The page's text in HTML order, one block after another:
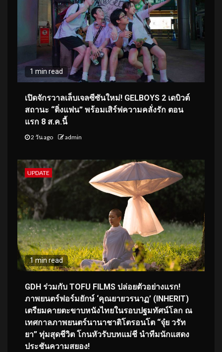
1 min read
เปิดจักรวาลเล็บเจลซีซันใหม่! GELBOYS 2 เดบิวต์
สถานะ “ติ่งแฟน” พร้อมเสิร์ฟความคลั่งรัก ตอน
แรก 8 ส.ค.นี้
2 วัน ago admin
UPDATE
1 min read
GDH ร่วมกับ TOFU FILMS ปล่อยตัวอย่างแรก!
ภาพยนตร์ฟอร์มยักษ์ ‘คุณยายวรนาฏ’ (INHERIT)
เตรียมคายตะขาบหนังไทยในรอบปฐมทัศน์โลก ณ
เทศกาลภาพยนตร์นานาชาติโตรอนโต “จุ๋ย วรัท
ยา” ทุ่มสุดชีวิต โกนหัวรับบทแม่ชี นำทีมนักแสดง
ประชันความสยอง!